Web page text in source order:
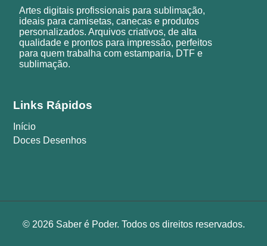
Artes digitais profissionais para sublimação,
ideais para camisetas, canecas e produtos
personalizados. Arquivos criativos, de alta
qualidade e prontos para impressão, perfeitos
para quem trabalha com estamparia, DTF e
sublimação.
Links Rápidos
Início
Doces Desenhos
© 2026 Saber é Poder. Todos os direitos reservados.